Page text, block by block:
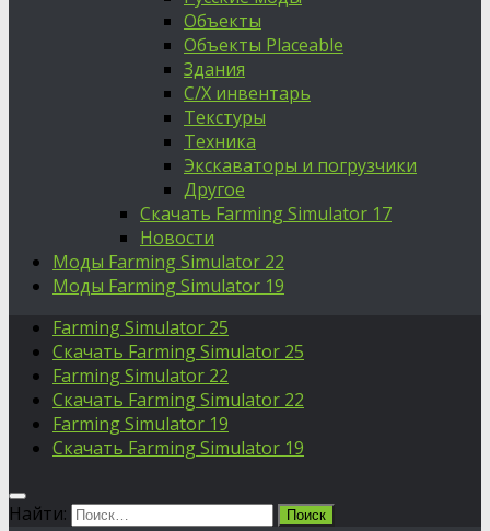
Объекты
Объекты Placeable
Здания
С/Х инвентарь
Текстуры
Техника
Экскаваторы и погрузчики
Другое
Скачать Farming Simulator 17
Новости
Моды Farming Simulator 22
Моды Farming Simulator 19
Farming Simulator 25
Скачать Farming Simulator 25
Farming Simulator 22
Скачать Farming Simulator 22
Farming Simulator 19
Скачать Farming Simulator 19
Найти: